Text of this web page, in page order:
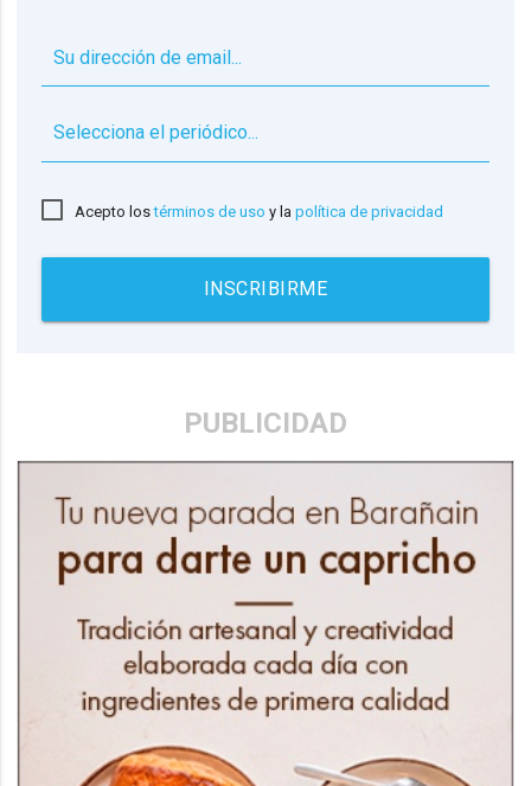
Acepto lostérminos de uso y lapolítica de privacidad
INSCRIBIRME
PUBLICIDAD